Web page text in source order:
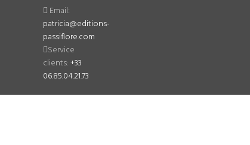
Email:
patricia@editions-
passiflore.com
Service
clients:+33
06.85.04.21.73